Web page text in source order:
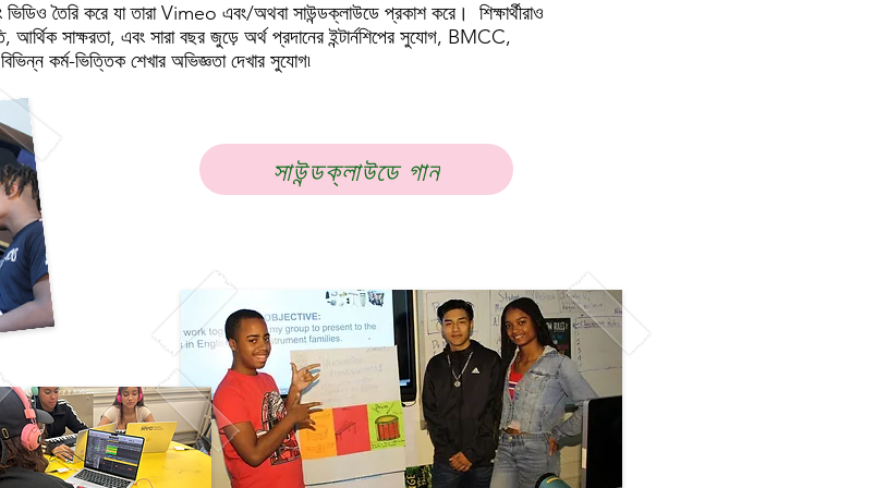
ভিডিও তৈরি করে যা তারা Vimeo এবং/অথবা সাউন্ডক্লাউডে প্রকাশ করে। শিক্ষার্থীরাও
সাক্ষরতা, এবং সারা বছর জুড়ে অর্থ প্রদানের ইন্টার্নশিপের সুযোগ, BMCC,
কর্ম-ভিত্তিক শেখার অভিজ্ঞতা দেখার সুযোগ৷
সাউন্ডক্লাউডে গান